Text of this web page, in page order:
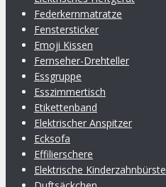
Federkernmatratze
Fenstersticker
Emoji Kissen
Fernseher-Drehteller
Essgruppe
Esszimmertisch
Etikettenband
Elektrischer Anspitzer
Ecksofa
Effilierschere
Elektrische Kinderzahnbürste